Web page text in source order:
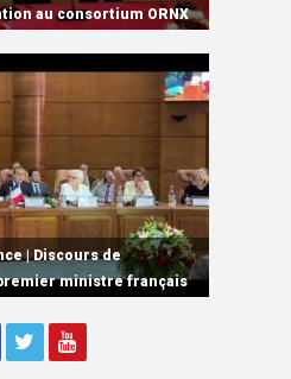
au consortium ORNX
| Signature de
coopération et de
| Discours de
ministre français
Niveau Maroc-France |